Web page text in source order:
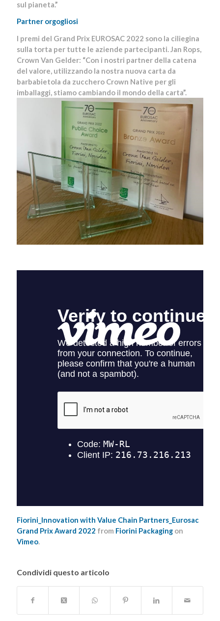
sul pianeta.”
Partner orgogliosi
I premi del Grand Prix EUROSAC 2022 sono la ciliegina
sulla torta per tutte le aziende partecipanti. Jan Rops,
Crown Van Gelder: “Con i nostri partner della catena
del valore, utilizzando la nostra nuova carta da
barbabietola da zucchero Crown Native per gli
imballaggi, stiamo cambiando il mondo della carta”.
Fiorini_Innovation with Value Chain Partners_Eurosac
Grand Prix Award 2022 from Fiorini Packagingon
Vimeo.
Condividi questo articolo